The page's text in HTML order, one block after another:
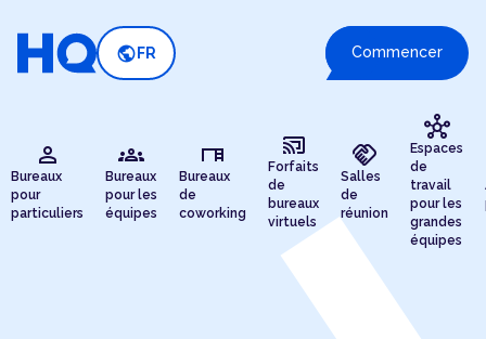
public FR Commencer
person
Bureaux
pour
particuliers
groups
Bureaux
pour les
équipes
desk
Bureaux
de
coworking
cast_connected
Forfaits
de
bureaux
virtuels
handshake
Salles
de
réunion
hub
Espaces
de
travail
pour les
grandes
équipes